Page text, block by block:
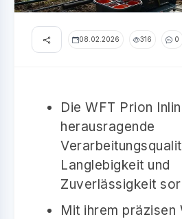
08.02.2026 316 0
Die WFT Prion
herausragende
Langlebigkeit und
Zuverlässigkeit
Mit ihrem präzisen